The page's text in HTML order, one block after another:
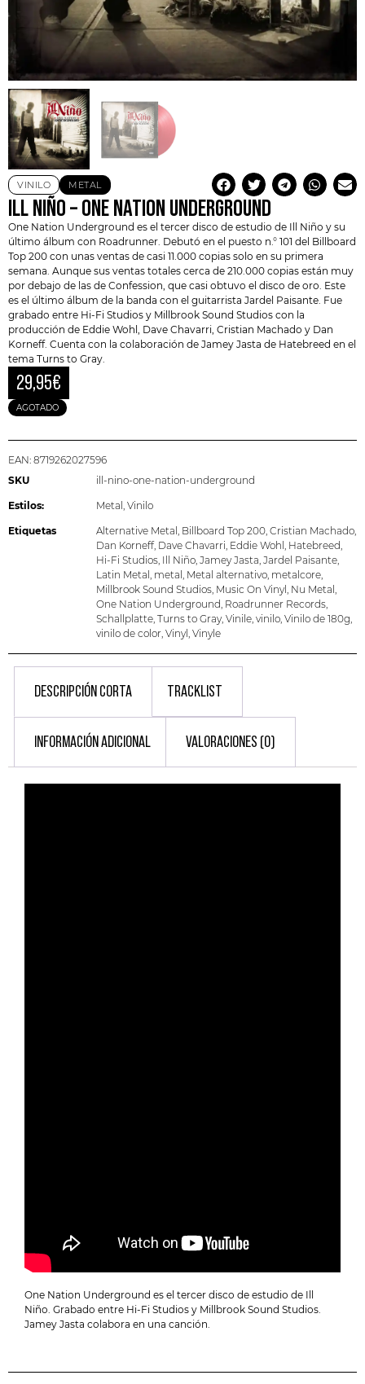
VINILO METAL
ILL NIÑO – ONE NATION UNDERGROUND
One Nation Underground es el tercer disco de estudio de Ill Niño y su
último álbum con Roadrunner. Debutó en el puesto n.° 101 del Billboard
Top 200 con unas ventas de casi 11.000 copias solo en su primera
semana. Aunque sus ventas totales cerca de 210.000 copias están muy
por debajo de las de Confession, que casi obtuvo el disco de oro. Este
es el último álbum de la banda con el guitarrista Jardel Paisante. Fue
grabado entre Hi-Fi Studios y Millbrook Sound Studios con la
producción de Eddie Wohl, Dave Chavarri, Cristian Machado y Dan
Korneff. Cuenta con la colaboración de Jamey Jasta de Hatebreed en el
tema Turns to Gray.
29,95€
AGOTADO
EAN: 8719262027596
SKU
ill-nino-one-nation-underground
Estilos: Metal Vinilo
Etiquetas Alternative Metal Billboard Top 200 Cristian Machado
Dan Korneff, Dave Chavarri Eddie Wohl Hatebreed
Hi-Fi Studios Ill Niño Jamey Jasta Jardel Paisante
Latin Metal
metal Metal alternativo metalcore
Millbrook Sound Studios Music On Vinyl Nu Metal
One Nation Underground Roadrunner Records
Schallplatte Turns to Gray, Vinile vinilo Vinilo de 180g
vinilo de color Vinyl Vinyle
DESCRIPCIÓN CORTA TRACKLIST
INFORMACIÓN ADICIONAL VALORACIONES (0)
One Nation Underground es el tercer disco de estudio de Ill
Niño. Grabado entre Hi-Fi Studios y Millbrook Sound Studios.
Jamey Jasta colabora en una canción.